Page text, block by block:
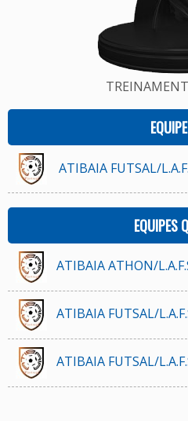
ATIBAIA FUTSAL/
EQUIPES
ATIBAIA ATHON/
ATIBAIA FUTSAL/
ATIBAIA FUTSAL/